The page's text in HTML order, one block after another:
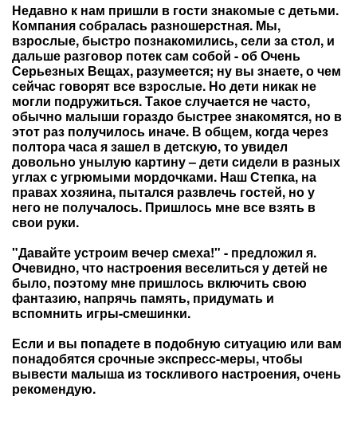
Недавно к нам пришли в гости знакомые с детьми.
Компания собралась разношерстная. Мы,
взрослые, быстро познакомились, сели за стол, и
дальше разговор потек сам собой - об Очень
Серьезных Вещах, разумеется; ну вы знаете, о чем
сейчас говорят все взрослые. Но дети никак не
могли подружиться. Такое случается не часто,
обычно малыши гораздо быстрее знакомятся, но в
этот раз получилось иначе. В общем, когда через
полтора часа я зашел в детскую, то увидел
довольно унылую картину – дети сидели в разных
углах с угрюмыми мордочками. Наш Степка, на
правах хозяина, пытался развлечь гостей, но у
него не получалось. Пришлось мне все взять в
свои руки.
"Давайте устроим вечер смеха!" - предложил я.
Очевидно, что настроения веселиться у детей не
было, поэтому мне пришлось включить свою
фантазию, напрячь память, придумать и
вспомнить игры-смешинки.
Если и вы попадете в подобную ситуацию или вам
понадобятся срочные экспресс-меры, чтобы
вывести малыша из тоскливого настроения, очень
рекомендую.